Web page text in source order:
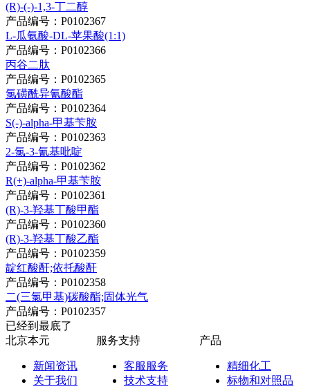
(R)-(-)-1,3-丁二醇
产品编号：P0102367
L-瓜氨酸-DL-苹果酸(1:1)
产品编号：P0102366
丙谷二肽
产品编号：P0102365
氯磺酰异氰酸酯
产品编号：P0102364
S(-)-alpha-甲基苄胺
产品编号：P0102363
2-氯-3-氰基吡啶
产品编号：P0102362
R(+)-alpha-甲基苄胺
产品编号：P0102361
(R)-3-羟基丁酸甲酯
产品编号：P0102360
(R)-3-羟基丁酸乙酯
产品编号：P0102359
靛红酸酐;依托酸酐
产品编号：P0102358
二(三氯甲基)碳酸酯;固体光气
产品编号：P0102357
已经到最底了
北京本元
新闻资讯
关于我们
服务支持
客服服务
技术支持
产品
精细化工
标物和对照品